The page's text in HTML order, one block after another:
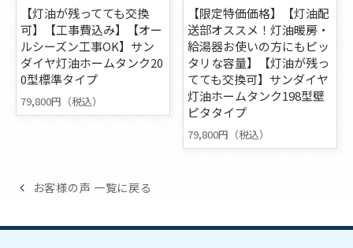
【灯油が残ってても交換
可】【工事費込み】【オー
ルシーズン工事OK】サン
ダイヤ灯油ホームタンク20
0型標準タイプ
79,800円（税込）
【限定特価価格】【灯油配
送部オススメ！灯油暖房・
給湯器お使いの方にもピッ
タリな容量】【灯油が残っ
てても交換可】サンダイヤ
灯油ホームタンク198型壁
ピタタイプ
79,800円（税込）
お客様の声 一覧に戻る